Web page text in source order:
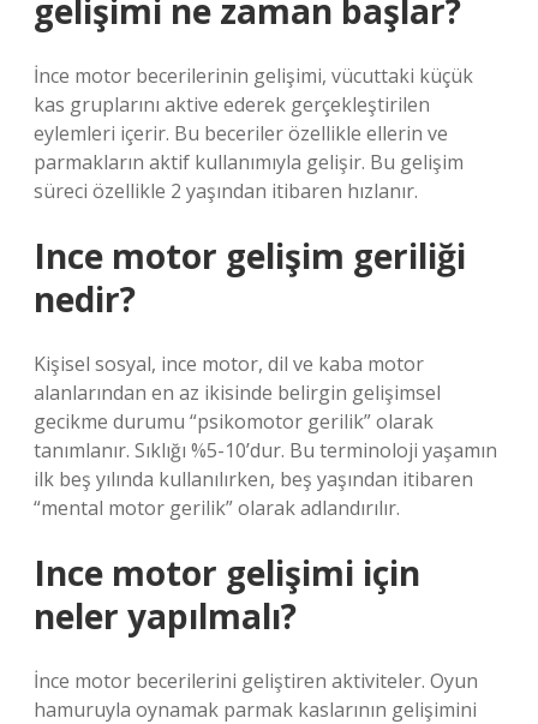
gelişimi ne zaman başlar?
İnce motor becerilerinin gelişimi, vücuttaki küçük
kas gruplarını aktive ederek gerçekleştirilen
eylemleri içerir. Bu beceriler özellikle ellerin ve
parmakların aktif kullanımıyla gelişir. Bu gelişim
süreci özellikle 2 yaşından itibaren hızlanır.
Ince motor gelişim geriliği
nedir?
Kişisel sosyal, ince motor, dil ve kaba motor
alanlarından en az ikisinde belirgin gelişimsel
gecikme durumu “psikomotor gerilik” olarak
tanımlanır. Sıklığı %5-10’dur. Bu terminoloji yaşamın
ilk beş yılında kullanılırken, beş yaşından itibaren
“mental motor gerilik” olarak adlandırılır.
Ince motor gelişimi için
neler yapılmalı?
İnce motor becerilerini geliştiren aktiviteler. Oyun
hamuruyla oynamak parmak kaslarının gelişimini